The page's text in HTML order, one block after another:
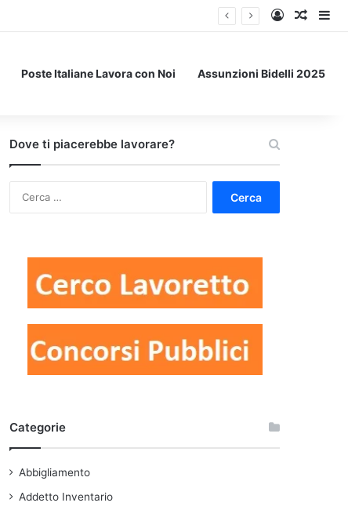
Accedi
Un
Poste Italiane Lavora con Noi Assunzioni Bidelli 2025
Dove ti piacerebbe lavorare?
Categorie
Abbigliamento
Addetto Inventario